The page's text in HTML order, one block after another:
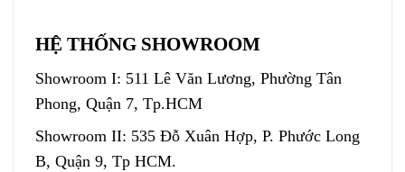
HỆ THỐNG SHOWROOM
Showroom I: 511 Lê Văn Lương, Phường Tân
Phong, Quận 7, Tp.HCM
Showroom II: 535 Đỗ Xuân Hợp, P. Phước Long
B, Quận 9, Tp HCM.